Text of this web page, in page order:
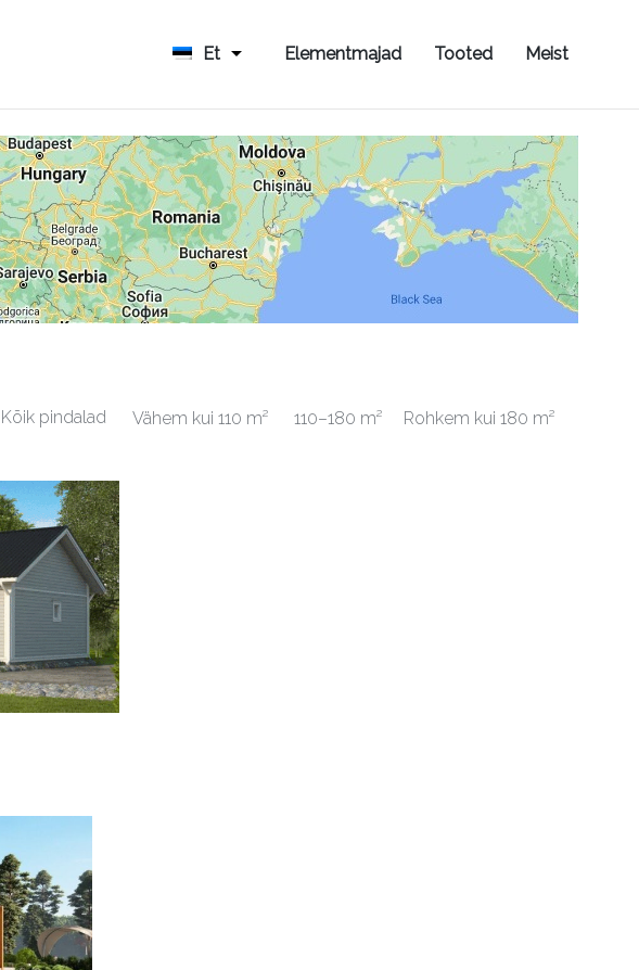
Et Elementmajad Tooted Meist
Kõik pindalad Vähem kui 110 m² 110–180 m² Rohkem kui 180 m²